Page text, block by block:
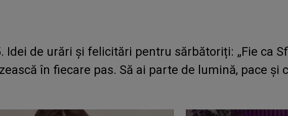
Idei de urări și felicitări pentru sărbătoriți: „Fie ca
în fiecare pas. Să ai parte de lumină, pace și